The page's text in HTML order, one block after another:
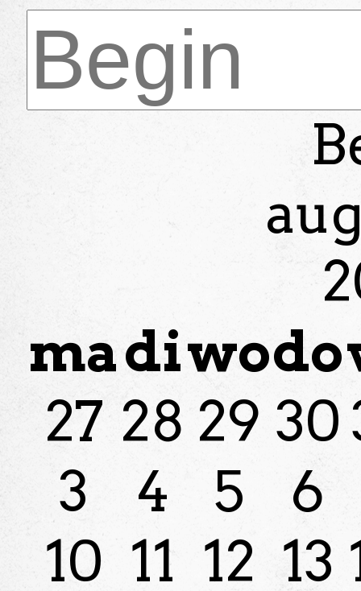
madiwodo
27 28 29 30
3
4 5
6
10 11 12 13